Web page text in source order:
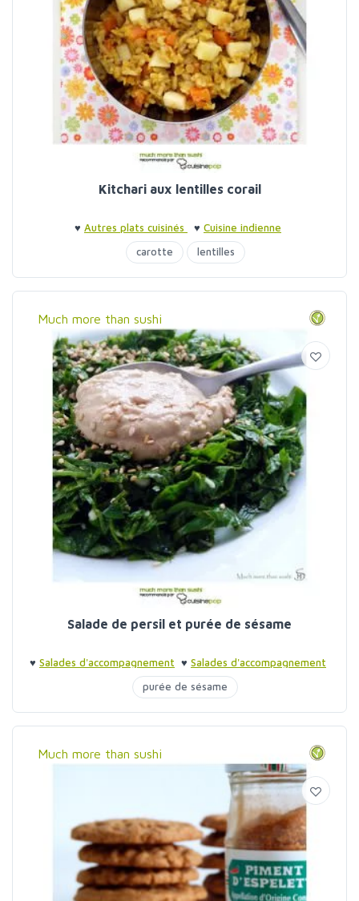
Kitchari aux lentilles corail
♥ Autres plats cuisinés ♥ Cuisine indienne
carotte
lentilles
Much more than sushi
Salade de persil et purée de sésame
♥ Salades d'accompagnement ♥ Salades d'accompagnement
purée de sésame
Much more than sushi